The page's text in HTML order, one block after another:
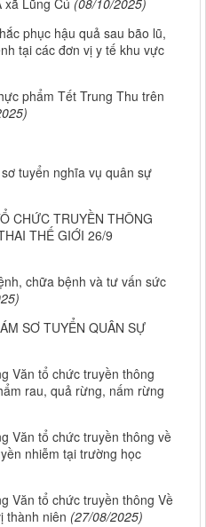
xã Lũng Cú (08/10/2025)
phục hậu quả sau bão lũ,
tại các đơn vị y tế khu vực
phẩm Tết Trung Thu trên
tuyển nghĩa vụ quân sự
CHỨC TRUYỀN THÔNG
THẾ GIỚI 26/9
chữa bệnh và tư vấn sức
SƠ TUYỂN QUÂN SỰ
Văn tổ chức truyền thông
rau, quả rừng, nấm rừng
Văn tổ chức truyền thông về
nhiễm tại trường học
Văn tổ chức truyền thông Về
thành niên (27/08/2025)